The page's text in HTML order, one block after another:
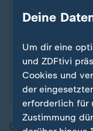
alter
beizutragen.
kontakt@bund-
Infos sowie
alter Sorten.
Das vorläufige
Deine
Um dir eine
und ZDFtivi
Cookies und
der
erforderlich für
Zustimmung